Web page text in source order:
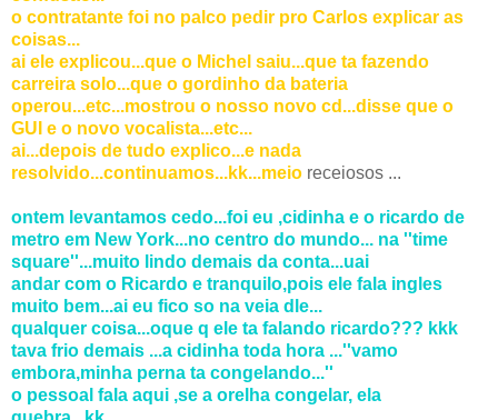
o contratante foi no palco pedir pro Carlos explicar as
coisas...
ai ele explicou...que o Michel saiu...que ta fazendo
carreira solo...que o gordinho da bateria
operou...etc...mostrou o nosso novo cd...disse que o
GUI e o novo vocalista...etc...
ai...depois de tudo explico...e nada
resolvido...continuamos...kk...meio receiosos ...
ontem levantamos cedo...foi eu ,cidinha e o ricardo de
metro em New York...no centro do mundo... na ''time
square''...muito lindo demais da conta...uai
andar com o Ricardo e tranquilo,pois ele fala ingles
muito bem...ai eu fico so na veia dle...
qualquer coisa...oque q ele ta falando ricardo??? kkk
tava frio demais ...a cidinha toda hora ...''vamo
embora,minha perna ta congelando...''
o pessoal fala aqui ,se a orelha congelar, ela